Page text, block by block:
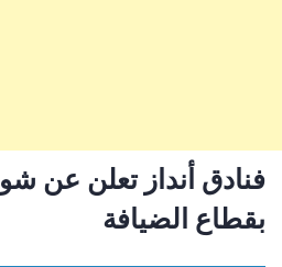
فنادق أنداز تعلن عن
بقطاع الضيافة